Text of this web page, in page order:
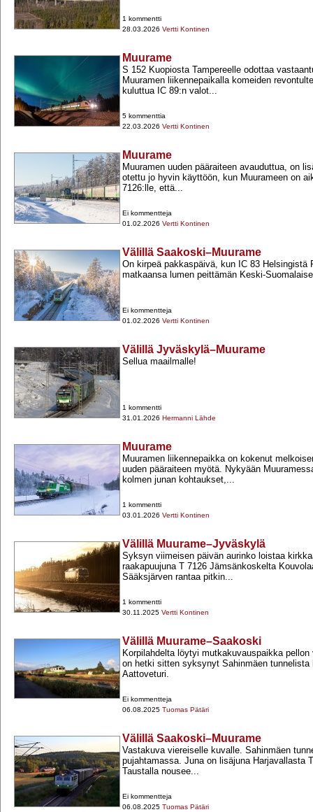
1 kommentti
28.03.2026 Vertti Kontinen
Muurame
S 152 Kuopiosta Tampereelle odottaa
Muuramen liikennepaikalla komeiden
kuluttua IC 89:n valot...
5 kommenttia
22.03.2026 Vertti Kontinen
Muurame
Muuramen uuden pääraiteen avauduttua, on
otettu jo hyvin käyttöön, kun Muurameen on
7126:lle, että...
Ei kommentteja
01.02.2026 Vertti Kontinen
Välillä Saakoski–Muurame
On kirpeä pakkaspäivä, kun IC 83 Helsingistä
matkaansa lumen peittämän Keski-​
Ei kommentteja
01.02.2026 Vertti Kontinen
Välillä Jyväskylä–Muurame
Sellua maailmalle!
1 kommentti
31.01.2026 Hermanni Lähde
Muurame
Muuramen liikennepaikka on kokenut
uuden pääraiteen myötä. Nykyään
kolmen junan kohtaukset,...
1 kommentti
03.01.2026 Vertti Kontinen
Välillä Muurame–Jyväskylä
Syksyn viimeisen päivän aurinko loistaa
raakapuujuna T 7126 Jämsänkoskelta
Sääksjärven rantaa pitkin...
1 kommentti
30.11.2025 Vertti Kontinen
Välillä Muurame–Saakoski
Korpilahdelta löytyi mutkakuvauspaikka pellon
on hetki sitten syksynyt Sahinmäen tunnelista
Aattoveturi.
Ei kommentteja
06.08.2025 Tuomas Pätäri
Välillä Saakoski–Muurame
Vastakuva viereiselle kuvalle. Sahinmäen
pujahtamassa. Juna on lisäjuna Harjavallasta
Taustalla nousee...
Ei kommentteja
06.08.2025 Tuomas Pätäri